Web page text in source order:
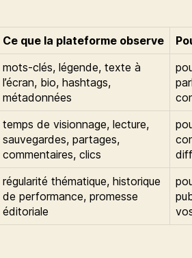
Ce que la plateforme observe
mots-clés, légende, texte à
l’écran, bio, hashtags,
métadonnées
temps de visionnage, lecture,
sauvegardes, partages,
commentaires, clics
régularité thématique, historique
de performance, promesse
éditoriale